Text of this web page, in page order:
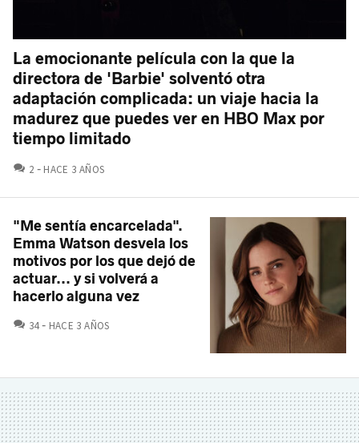
La emocionante película con la que la
directora de 'Barbie' solventó otra
adaptación complicada: un viaje hacia la
madurez que puedes ver en HBO Max por
tiempo limitado
2 COMENTARIOS
HACE 3 AÑOS
"Me sentía encarcelada".
Emma Watson desvela los
motivos por los que dejó de
actuar... y si volverá a
hacerlo alguna vez
34 COMENTARIOS
HACE 3 AÑOS